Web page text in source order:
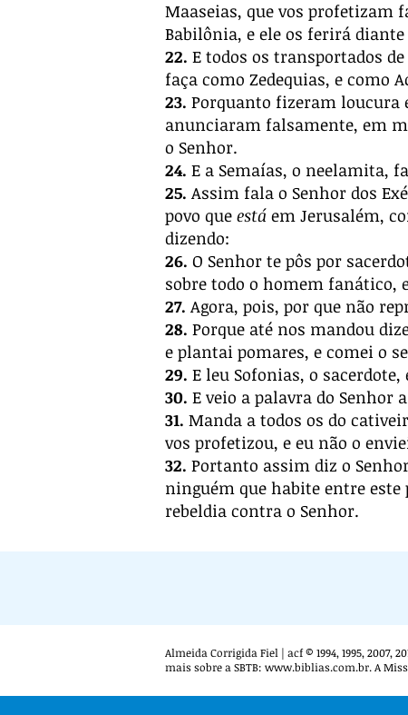
Maaseias, que vos profetizam
Babilônia, e ele os ferirá diante
22. E todos os transportados de
faça como Zedequias, e como
23. Porquanto fizeram loucura
anunciaram falsamente, em
o Senhor.
24. E a Semaías, o neelamita,
25. Assim fala o Senhor dos
povo que está em Jerusalém,
dizendo:
26. O Senhor te pôs por
sobre todo o homem fanático,
27. Agora, pois, por que não
28. Porque até nos mandou
e plantai pomares, e comei o
29. E leu Sofonias, o
30. E veio a palavra do Senhor
31. Manda a todos os do
vos profetizou, e eu não o
32. Portanto assim diz o
ninguém que habite entre este
rebeldia contra o Senhor.
Almeida Corrigida Fiel | acf © 1994, 1995,
mais sobre a SBTB: www.biblias.com.br. A